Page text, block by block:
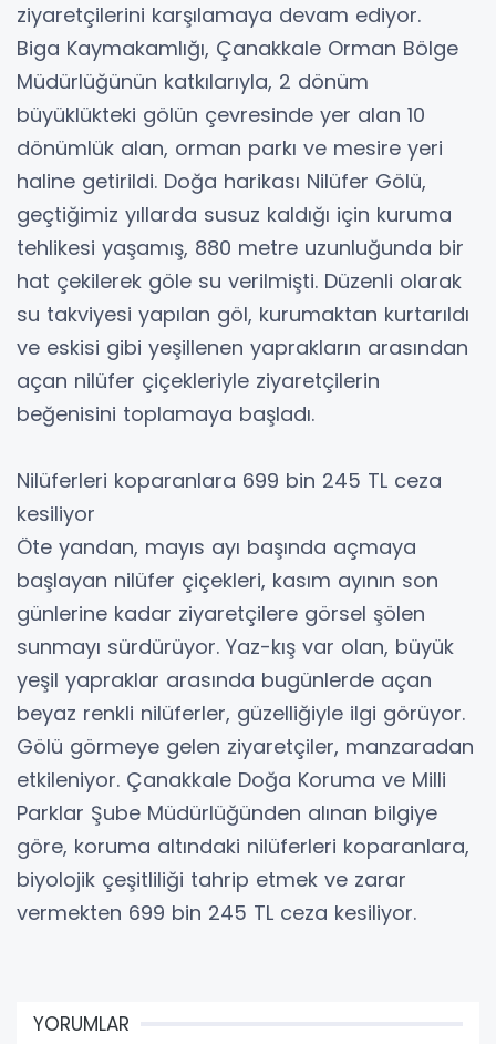
ziyaretçilerini karşılamaya devam ediyor.
Biga Kaymakamlığı, Çanakkale Orman Bölge
Müdürlüğünün katkılarıyla, 2 dönüm
büyüklükteki gölün çevresinde yer alan 10
dönümlük alan, orman parkı ve mesire yeri
haline getirildi. Doğa harikası Nilüfer Gölü,
geçtiğimiz yıllarda susuz kaldığı için kuruma
tehlikesi yaşamış, 880 metre uzunluğunda bir
hat çekilerek göle su verilmişti. Düzenli olarak
su takviyesi yapılan göl, kurumaktan kurtarıldı
ve eskisi gibi yeşillenen yaprakların arasından
açan nilüfer çiçekleriyle ziyaretçilerin
beğenisini toplamaya başladı.
Nilüferleri koparanlara 699 bin 245 TL ceza
kesiliyor
Öte yandan, mayıs ayı başında açmaya
başlayan nilüfer çiçekleri, kasım ayının son
günlerine kadar ziyaretçilere görsel şölen
sunmayı sürdürüyor. Yaz-kış var olan, büyük
yeşil yapraklar arasında bugünlerde açan
beyaz renkli nilüferler, güzelliğiyle ilgi görüyor.
Gölü görmeye gelen ziyaretçiler, manzaradan
etkileniyor. Çanakkale Doğa Koruma ve Milli
Parklar Şube Müdürlüğünden alınan bilgiye
göre, koruma altındaki nilüferleri koparanlara,
biyolojik çeşitliliği tahrip etmek ve zarar
vermekten 699 bin 245 TL ceza kesiliyor.
YORUMLAR